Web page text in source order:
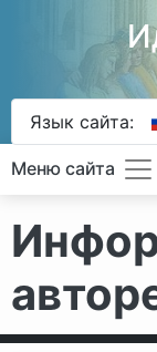
Язык сайта:
Меню сайта